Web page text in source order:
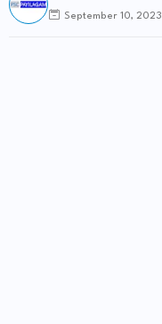
September 10, 2023